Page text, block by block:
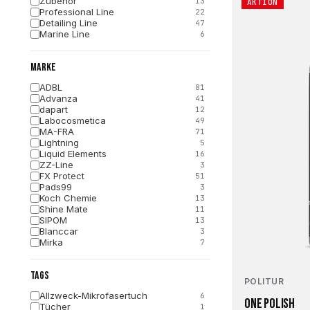
Professional Line 22
Detailing Line 47
Marine Line 6
MARKE
ADBL 81
Advanza 41
dapart 12
Labocosmetica 49
MA-FRA 71
Lightning 5
Liquid Elements 16
ZZ-Line 3
FX Protect 51
Pads99 3
Koch Chemie 13
Shine Mate 11
SIPOM 13
Blanccar 3
Mirka 7
FLEX
TAGS
Allzweck-Mikrofasertuch 6
Tücher 1
AKTION
POLITUR
ONE POLISH
Produkt